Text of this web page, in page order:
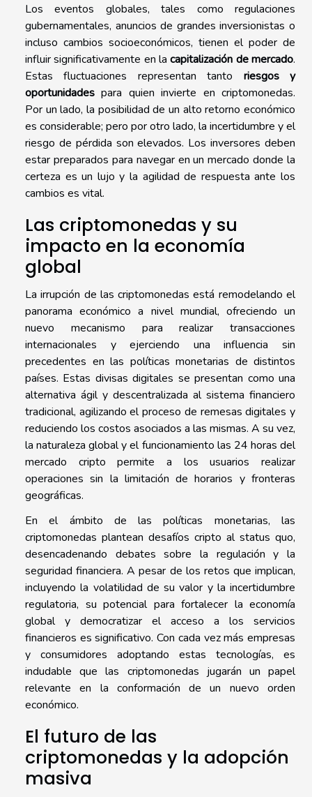
Los eventos globales, tales como regulaciones
gubernamentales, anuncios de grandes inversionistas o
incluso cambios socioeconómicos, tienen el poder de
influir significativamente en lacapitalización de mercado.
Estas fluctuaciones representan tanto riesgos y
oportunidades para quien invierte en criptomonedas.
Por un lado, la posibilidad de un alto retorno económico
es considerable; pero por otro lado, la incertidumbre y el
riesgo de pérdida son elevados. Los inversores deben
estar preparados para navegar en un mercado donde la
certeza es un lujo y la agilidad de respuesta ante los
cambios es vital.
Las criptomonedas y su
impacto en la economía
global
La irrupción de las criptomonedas está remodelando el
panorama económico a nivel mundial, ofreciendo un
nuevo mecanismo para realizar transacciones
internacionales y ejerciendo una influencia sin
precedentes en las políticas monetarias de distintos
países. Estas divisas digitales se presentan como una
alternativa ágil y descentralizada al sistema financiero
tradicional, agilizando el proceso de remesas digitales y
reduciendo los costos asociados a las mismas. A su vez,
la naturaleza global y el funcionamiento las 24 horas del
mercado cripto permite a los usuarios realizar
operaciones sin la limitación de horarios y fronteras
geográficas.
En el ámbito de las políticas monetarias, las
criptomonedas plantean desafíos cripto al status quo,
desencadenando debates sobre la regulación y la
seguridad financiera. A pesar de los retos que implican,
incluyendo la volatilidad de su valor y la incertidumbre
regulatoria, su potencial para fortalecer la economía
global y democratizar el acceso a los servicios
financieros es significativo. Con cada vez más empresas
y consumidores adoptando estas tecnologías, es
indudable que las criptomonedas jugarán un papel
relevante en la conformación de un nuevo orden
económico.
El futuro de las
criptomonedas y la adopción
masiva